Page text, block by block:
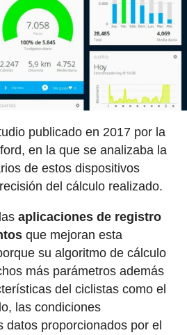
publicado en 2017 por la
en la que se analizaba la
de estos dispositivos
del cálculo realizado.
aplicaciones de registro
que mejoran esta
su algoritmo de cálculo
más parámetros además
del ciclistas como el
las condiciones
datos proporcionados por el